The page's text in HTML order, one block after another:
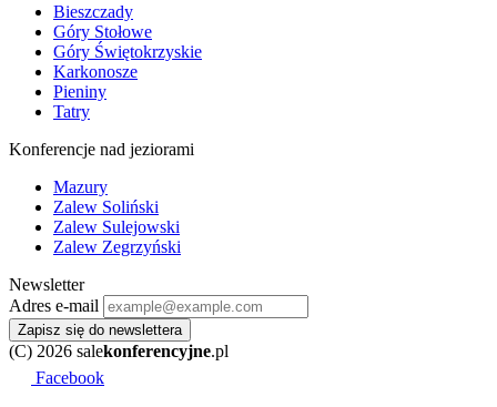
Bieszczady
Góry Stołowe
Góry Świętokrzyskie
Karkonosze
Pieniny
Tatry
Konferencje nad jeziorami
Mazury
Zalew Soliński
Zalew Sulejowski
Zalew Zegrzyński
Newsletter
Adres e-mail
Zapisz się do newslettera
(C) 2026 salekonferencyjne.pl
Facebook